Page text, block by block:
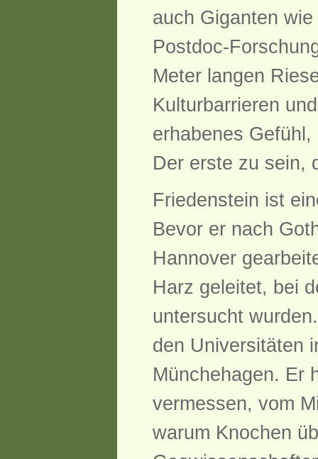
auch Giganten
Postdoc-
Meter langen
Kulturbarrieren
erhabenes
Der erste zu sein,
Friedenstein ist
Bevor er nach
Hannover
Harz geleitet, bei
untersucht
den Universitäten
Münchehagen. Er
vermessen, vom
warum Knochen